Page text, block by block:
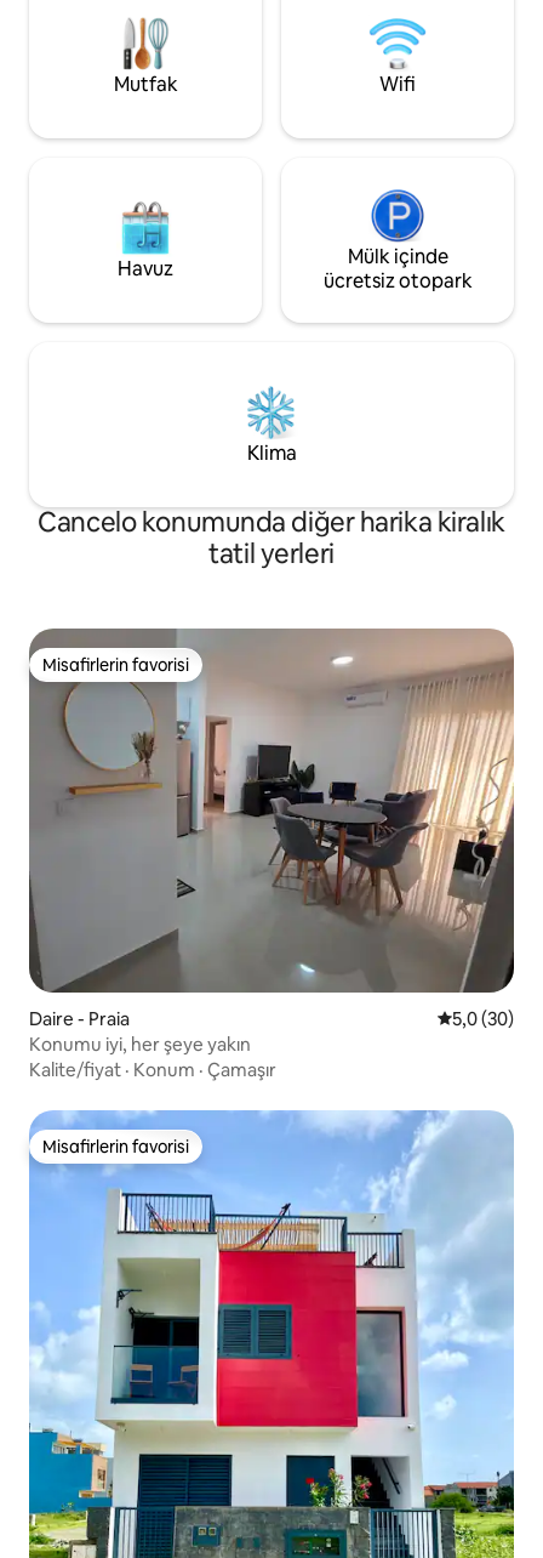
sunuyor. Şimdi rezervasyon yapın ve bu
sahil evinden Santiago Adası'nın
büyüsünü yaşayın!
üzerine
havaalanından
Mutfak Wifi
Havuz
Mülk içinde
ücretsiz otopark
Klima
Cancelo konumunda diğer harika kiralık
tatil yerleri
Misafirlerin favorisi
Misafirlerin favorisi
Daire - Praia 5 üzerinden
5,0 (30)
Konumu iyi, her şeye yakın
Kalite/fiyat · Konum · Çamaşır
Misafirlerin favorisi
Misafirlerin favorisi